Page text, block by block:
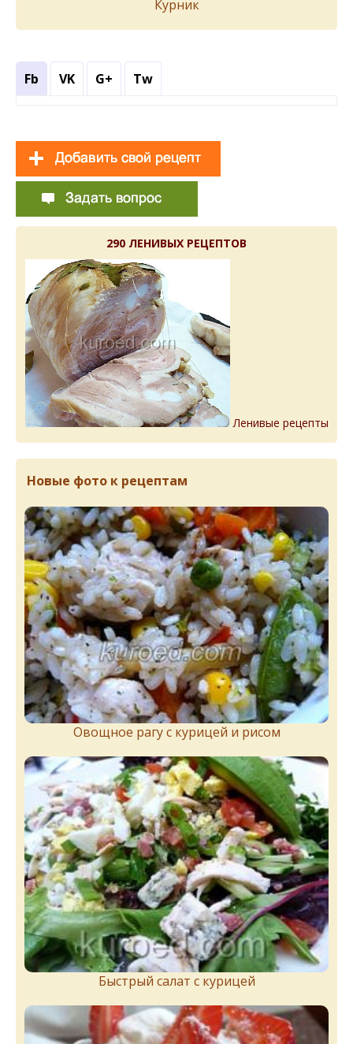
Курник
Fb VK G+ Tw
290 ЛЕНИВЫХ РЕЦЕПТОВ
Ленивые рецепты
Новые фото к рецептам
Овощное рагу с курицей и рисом
Быстрый салат с курицей